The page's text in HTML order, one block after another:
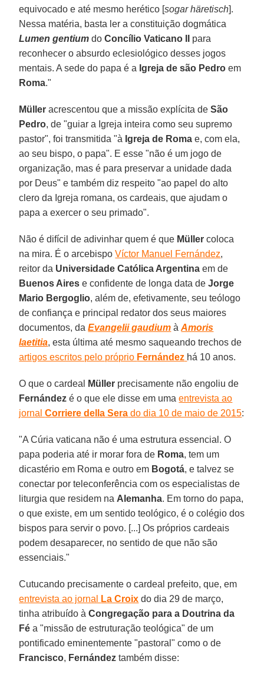
equivocado e até mesmo herético [sogar häretisch].
Nessa matéria, basta ler a constituição dogmática
Lumen gentium doConcílio Vaticano II
para
reconhecer o absurdo eclesiológico desses jogos
mentais. A sede do papa é a Igreja de são Pedro em
Roma."
Müller acrescentou que a missão explícita deSão
Pedro, de "guiar a Igreja inteira como seu supremo
pastor", foi transmitida "à Igreja de Roma e, com ela,
ao seu bispo, o papa". E esse "não é um jogo de
organização, mas é para preservar a unidade dada
por Deus" e também diz respeito "ao papel do alto
clero da Igreja romana, os cardeais, que ajudam o
papa a exercer o seu primado".
Não é difícil de adivinhar quem é que Müller coloca
na mira. É o arcebispoVíctor Manuel Fernández,
reitor da Universidade Católica Argentina em de
Buenos Aires e confidente de longa data deJorge
Mario Bergoglio, além de, efetivamente, seu teólogo
de confiança e principal redator dos seus maiores
documentos, daEvangelii gaudium àAmoris
laetitia, esta última até mesmo saqueando trechos de
artigos escritos pelo próprio Fernández há 10 anos.
O que o cardeal Müller precisamente não engoliu de
Fernández é o que ele disse em umaentrevista ao
jornalCorriere della Sera do dia 10 de maio de 2015:
"A Cúria vaticana não é uma estrutura essencial. O
papa poderia até ir morar fora de Roma, tem um
dicastério em Roma e outro em Bogotá, e talvez se
conectar por teleconferência com os especialistas de
liturgia que residem na Alemanha. Em torno do papa,
o que existe, em um sentido teológico, é o colégio dos
bispos para servir o povo. [...] Os próprios cardeais
podem desaparecer, no sentido de que não são
essenciais."
Cutucando precisamente o cardeal prefeito, que, em
entrevista ao jornal
La Croix do dia 29 de março,
tinha atribuído àCongregação para a Doutrina da
Fé a "missão de estruturação teológica" de um
pontificado eminentemente "pastoral" como o de
Francisco, Fernández também disse: